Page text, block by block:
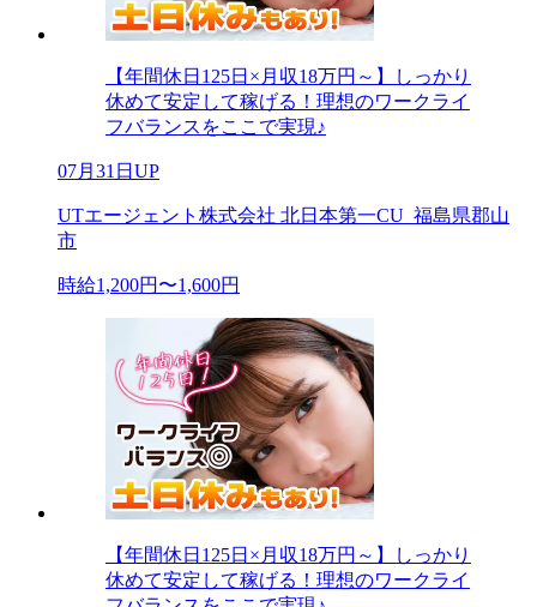
【年間休日125日×月収18万円～】しっかり
休めて安定して稼げる！理想のワークライ
フバランスをここで実現♪
07月31日UP
UTエージェント株式会社 北日本第一CU_福島県郡山
市
時給1,200円〜1,600円
【年間休日125日×月収18万円～】しっかり
休めて安定して稼げる！理想のワークライ